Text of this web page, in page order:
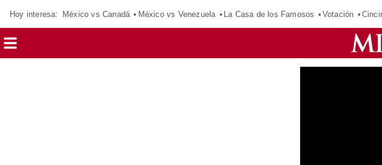
Hoy interesa: México vs Canadá México vs Venezuela La Casa de los Famosos Votación